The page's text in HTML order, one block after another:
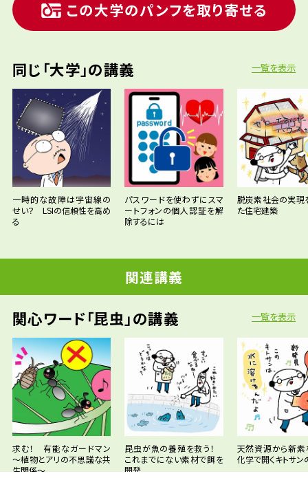
この大学のパンフを取り寄せる
同じ「大学」の講義 一覧を表示
一時的な故障は宇宙線の
せい？ LSIの信頼性を高め
る
パスワードを使わずにスマ
ートフォンの個人認証を解
除するには
脱炭素社会の実現
た住宅建築
関連講義
関心ワード「昆虫」の講義
求む！ 有能なガードマン
～植物とアリの不思議な共
生関係～
昆虫が魚の養殖を救う！
これまでにない素材で餌を
開発
天然資源から新
化学で開くキトサン
一覧を表示